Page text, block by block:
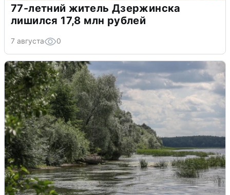
77-летний житель Дзержинска
лишился 17,8 млн рублей
7 августа 0